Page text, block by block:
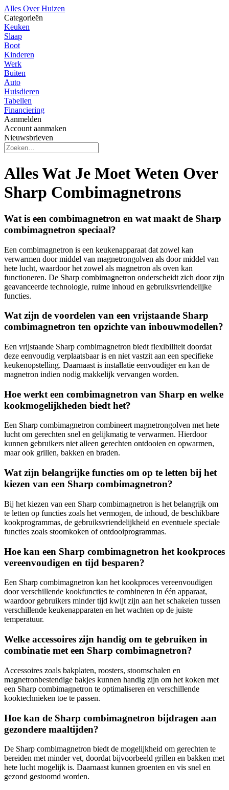
Alles Over Huizen
Categorieën
Keuken
Slaap
Boot
Kinderen
Werk
Buiten
Auto
Huisdieren
Tabellen
Financiering
Aanmelden
Account aanmaken
Nieuwsbrieven
Alles Wat Je Moet Weten Over
Sharp Combimagnetrons
Wat is een combimagnetron en wat maakt de Sharp
combimagnetron speciaal?
Een combimagnetron is een keukenapparaat dat zowel kan
verwarmen door middel van magnetrongolven als door middel van
hete lucht, waardoor het zowel als magnetron als oven kan
functioneren. De Sharp combimagnetron onderscheidt zich door zijn
geavanceerde technologie, ruime inhoud en gebruiksvriendelijke
functies.
Wat zijn de voordelen van een vrijstaande Sharp
combimagnetron ten opzichte van inbouwmodellen?
Een vrijstaande Sharp combimagnetron biedt flexibiliteit doordat
deze eenvoudig verplaatsbaar is en niet vastzit aan een specifieke
keukenopstelling. Daarnaast is installatie eenvoudiger en kan de
magnetron indien nodig makkelijk vervangen worden.
Hoe werkt een combimagnetron van Sharp en welke
kookmogelijkheden biedt het?
Een Sharp combimagnetron combineert magnetrongolven met hete
lucht om gerechten snel en gelijkmatig te verwarmen. Hierdoor
kunnen gebruikers niet alleen gerechten ontdooien en opwarmen,
maar ook grillen, bakken en braden.
Wat zijn belangrijke functies om op te letten bij het
kiezen van een Sharp combimagnetron?
Bij het kiezen van een Sharp combimagnetron is het belangrijk om
te letten op functies zoals het vermogen, de inhoud, de beschikbare
kookprogrammas, de gebruiksvriendelijkheid en eventuele speciale
functies zoals stoomkoken of ontdooiprogrammas.
Hoe kan een Sharp combimagnetron het kookproces
vereenvoudigen en tijd besparen?
Een Sharp combimagnetron kan het kookproces vereenvoudigen
door verschillende kookfuncties te combineren in één apparaat,
waardoor gebruikers minder tijd kwijt zijn aan het schakelen tussen
verschillende keukenapparaten en het wachten op de juiste
temperatuur.
Welke accessoires zijn handig om te gebruiken in
combinatie met een Sharp combimagnetron?
Accessoires zoals bakplaten, roosters, stoomschalen en
magnetronbestendige bakjes kunnen handig zijn om het koken met
een Sharp combimagnetron te optimaliseren en verschillende
kooktechnieken toe te passen.
Hoe kan de Sharp combimagnetron bijdragen aan
gezondere maaltijden?
De Sharp combimagnetron biedt de mogelijkheid om gerechten te
bereiden met minder vet, doordat bijvoorbeeld grillen en bakken met
hete lucht mogelijk is. Daarnaast kunnen groenten en vis snel en
gezond gestoomd worden.